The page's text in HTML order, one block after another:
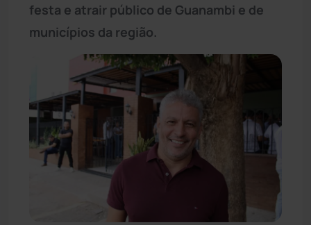
festa e atrair público de Guanambi e de
municípios da região.